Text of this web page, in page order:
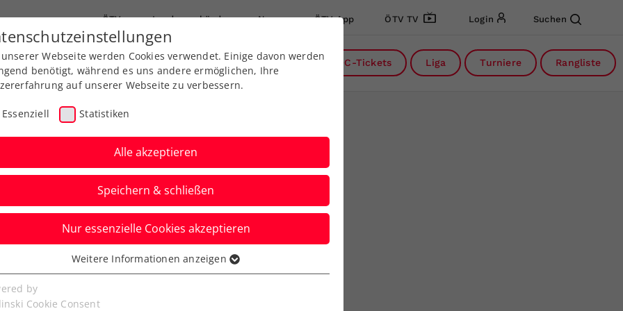
ÖTV Landesverbände News ÖTV App ÖTV TV Login Suchen
Ausbildung Services Über uns FAQ DC-Tickets Liga Turniere Rangliste
Workshops
Webseite werden Cookies verwendet. Einige davon werden
benötigt, während es uns andere ermöglichen, Ihre
auf unserer Webseite zu verbessern.
Essenziell Statistiken
Alle akzeptieren
Speichern & schließen
Nur essenzielle Cookies akzeptieren
Cookies werden für grundlegende Funktionen der
benötigt. Dadurch ist gewährleistet, dass die Webseite
Weitere Informationen anzeigen
by
Cookie Consent